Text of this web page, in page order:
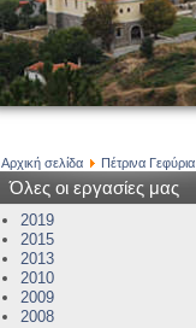
Αρχική σελίδα Πέτρινα Γεφύρια
Όλες οι εργασίες μας
2019
2015
2013
2010
2009
2008